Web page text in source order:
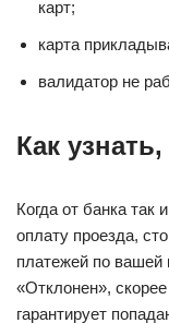
карт;
карта
валидатор не
Как
Когда от банка так
оплату проезда,
платежей по вашей
«Отклонен»,
гарантирует